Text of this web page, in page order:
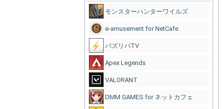
モンスターハンターワイルズ
e-amusement for NetCafe
バズリバTV
Apex Legends
VALORANT
DMM GAMES for ネットカフェ